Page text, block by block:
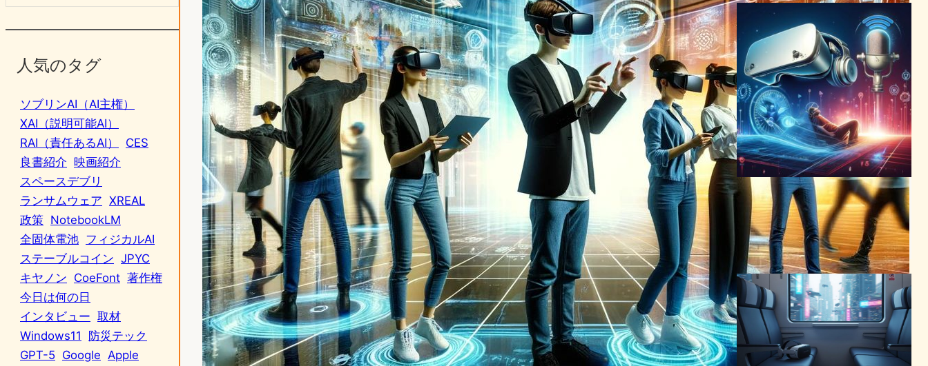
人気のタグ
ソブリンAI（AI主権）
XAI（説明可能AI）
RAI（責任あるAI）
CES
良書紹介 映画紹介
スペースデブリ
ランサムウェア XREAL
政策 NotebookLM
全固体電池 フィジカルAI
ステーブルコイン JPYC
キヤノン CoeFont 著作権
今日は何の日
インタビュー 取材
Windows11
防災テック
GPT-5 Google Apple
Meta Quest v64アップデー
ト、外部マイク＆寝ながら
VRを実現！
VR/ARニュース
2024年4月9日7:52